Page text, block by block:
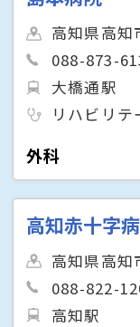
高知県高知
088-873-
大橋通駅
リハビリ
外科
高知赤十字
高知県高知
088-822-
高知駅